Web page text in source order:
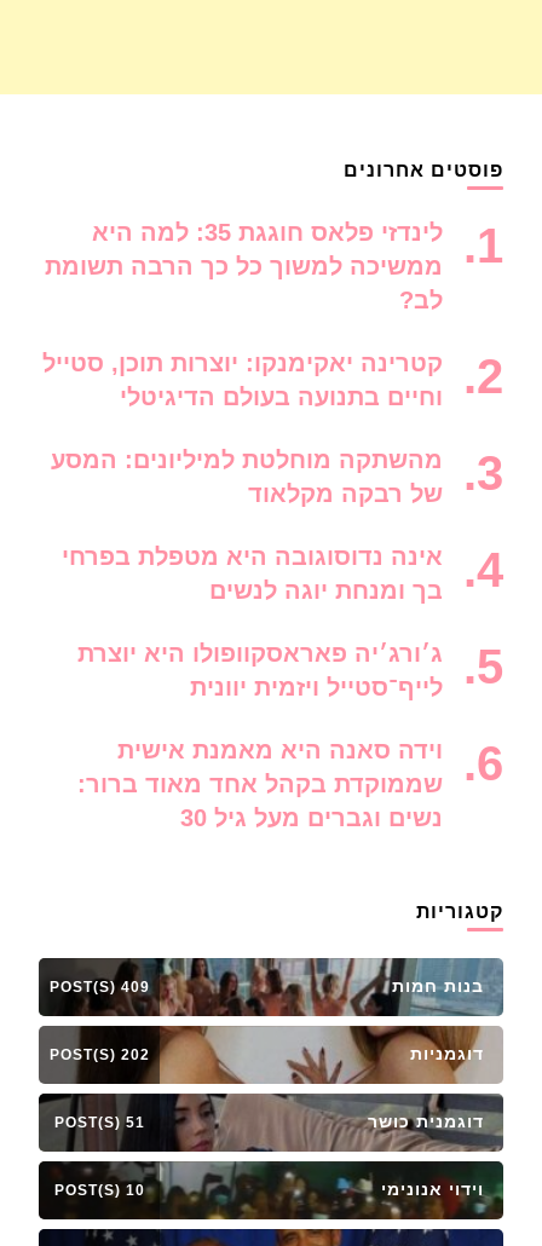
פוסטים אחרונים
לינדזי פלאס חוגגת 35: למה היא
ממשיכה למשוך כל כך הרבה תשומת
לב?
קטרינה יאקימנקו: יוצרות תוכן, סטייל
וחיים בתנועה בעולם הדיגיטלי
מהשתקה מוחלטת למיליונים: המסע
של רבקה מקלאוד
אינה נדוסוגובה היא מטפלת בפרחי
בך ומנחת יוגה לנשים
ג׳ורג׳יה פאראסקוופולו היא יוצרת
לייף־סטייל ויזמית יוונית
וידה סאנה היא מאמנת אישית
שממוקדת בקהל אחד מאוד ברור:
נשים וגברים מעל גיל 30
קטגוריות
בנות חמות 409 POST(S)
דוגמניות 202 POST(S)
דוגמנית כושר 51 POST(S)
וידוי אנונימי 10 POST(S)